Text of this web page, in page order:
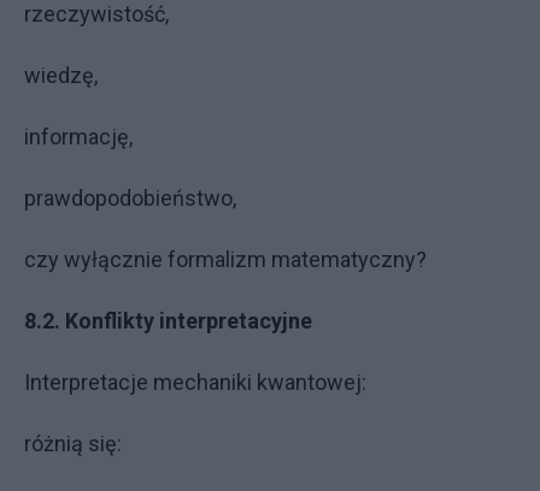
rzeczywistość,
wiedzę,
informację,
prawdopodobieństwo,
czy wyłącznie formalizm matematyczny?
8.2. Konflikty interpretacyjne
Interpretacje mechaniki kwantowej:
różnią się: